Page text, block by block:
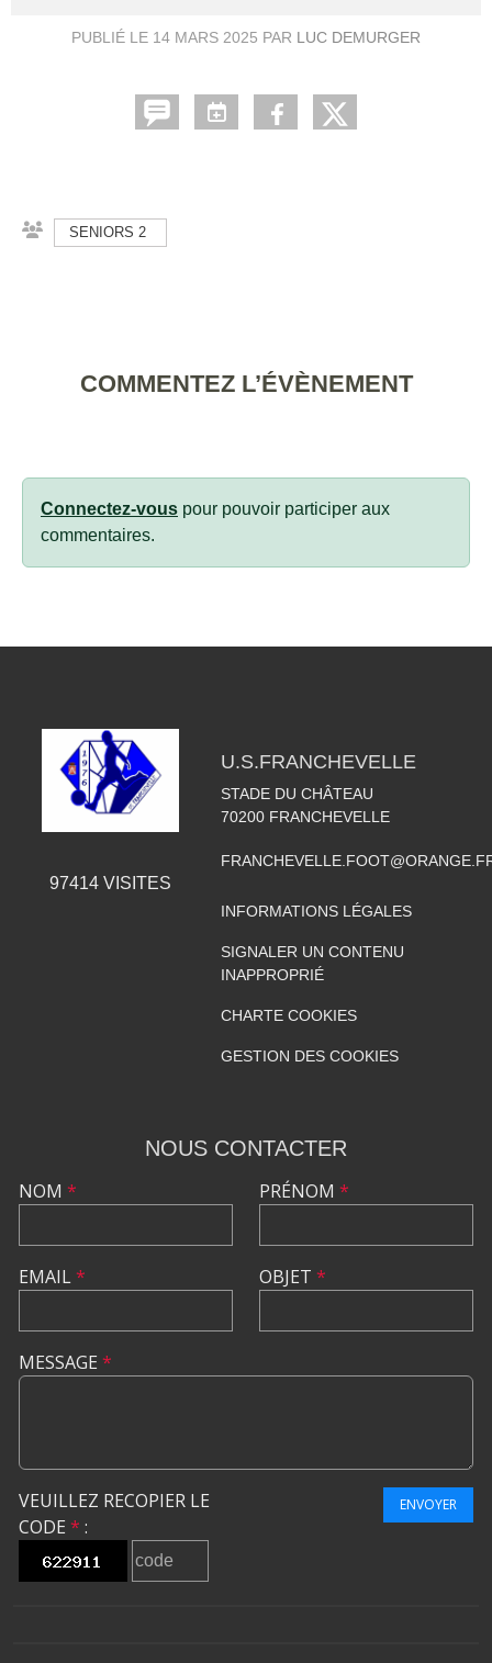
PUBLIÉ LE 14 MARS 2025 PAR LUC DEMURGER
SENIORS 2
COMMENTEZ L’ÉVÈNEMENT
Connectez-vous pour pouvoir participer aux
commentaires.
97414VISITES
U.S.FRANCHEVELLE
STADE DU CHÂTEAU
70200 FRANCHEVELLE
INFORMATIONS LÉGALES
SIGNALER UN CONTENU
INAPPROPRIÉ
CHARTE COOKIES
GESTION DES COOKIES
NOUS CONTACTER
NOM *
EMAIL*
PRÉNOM *
OBJET *
MESSAGE *
VEUILLEZ RECOPIER LE
CODE * :
ENVOYER